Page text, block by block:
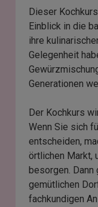
Dieser
Einblick in die
ihre
Gelegenheit
Generationen
Der Kochkurs
Wenn Sie sich
entscheiden,
örtlichen Markt,
besorgen.
gemütlichen
fachkundigen